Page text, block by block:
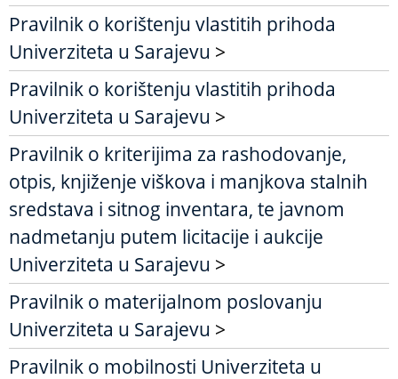
Pravilnik o korištenju vlastitih prihoda
Univerziteta u Sarajevu >
Pravilnik o korištenju vlastitih prihoda
Univerziteta u Sarajevu >
Pravilnik o kriterijima za rashodovanje,
otpis, knjiženje viškova i manjkova stalnih
sredstava i sitnog inventara, te javnom
nadmetanju putem licitacije i aukcije
Univerziteta u Sarajevu >
Pravilnik o materijalnom poslovanju
Univerziteta u Sarajevu >
Pravilnik o mobilnosti Univerziteta u